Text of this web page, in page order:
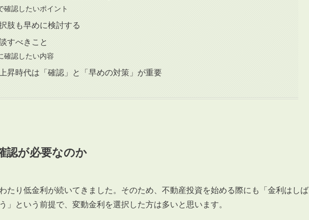
ス BROKER 仲介業者様へ
確認したいポイント
肢も早めに検討する
すべきこと
確認したい内容
昇時代は「確認」と「早めの対策」が重要
認が必要なのか
たり低金利が続いてきました。そのため、不動産投資を始める際にも「金利はしば
」という前提で、変動金利を選択した方は多いと思います。